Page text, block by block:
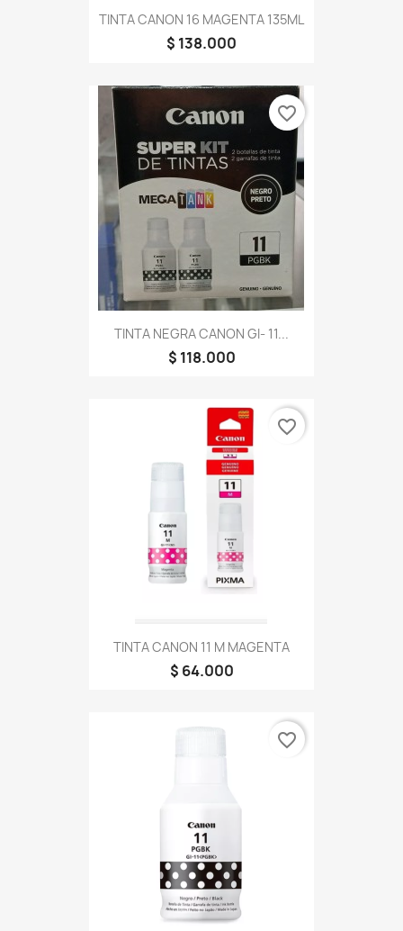
TINTA CANON 16 MAGENTA 135ML
$ 138.000
TINTA NEGRA CANON GI- 11...
$ 118.000
favorite_border
TINTA CANON 11 M MAGENTA
$ 64.000
favorite_border
favorite_border